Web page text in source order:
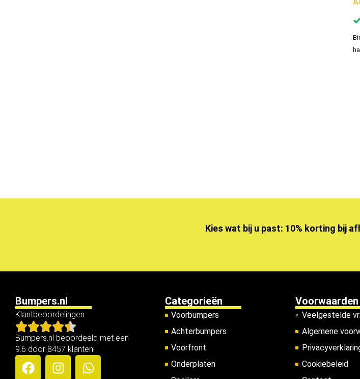
Kies wat bij u past: 10% korting bij
Bumpers.nl
Klantbeoordelingen
Bumpers.nl beoordeeld met een
9.6 door 8457 klanten!
Categorieën
Voorbumpers
Achterbumpers
Voorfront
Onderplaten
Voorwaarden
Veelgestelde
Algemene
Cookiebeleid